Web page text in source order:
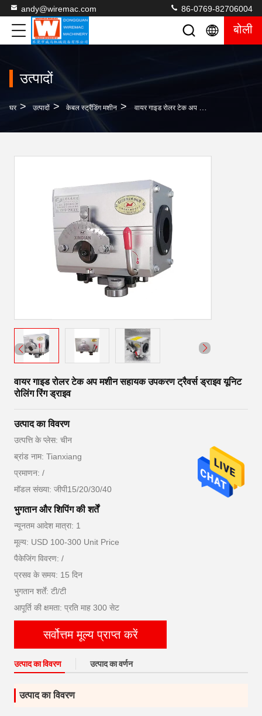
andy@wiremac.com 86-0769-82706004
बोली
उत्पादों
घर > उत्पादों > केबल स्ट्रैंडिंग मशीन > वायर गाइड रोलर टेक अप मशीन सहायक उपकरण ट्रैवर्स ड्राइव यूनिट रोलिंग रिंग ड्राइव
वायर गाइड रोलर टेक अप मशीन सहायक उपकरण ट्रैवर्स ड्राइव यूनिट
रोलिंग रिंग ड्राइव
उत्पाद का विवरण
उत्पत्ति के प्लेस: चीन
ब्रांड नाम: Tianxiang
प्रमाणन: /
मॉडल संख्या: जीपी15/20/30/40
भुगतान और शिपिंग की शर्तें
न्यूनतम आदेश मात्रा: 1
मूल्य: USD 100-300 Unit Price
पैकेजिंग विवरण: /
प्रसव के समय: 15 दिन
भुगतान शर्तें: टी/टी
आपूर्ति की क्षमता: प्रति माह 300 सेट
सर्वोत्तम मूल्य प्राप्त करें
उत्पाद का विवरण उत्पाद का वर्णन
उत्पाद का विवरण